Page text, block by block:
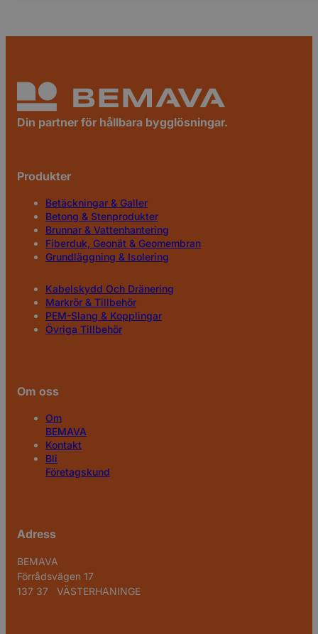
Din partner för hållbara bygglösningar.
Produkter
Betäckningar & Galler
Betong & Stenprodukter
Brunnar & Vattenhantering
Fiberduk, Geonät & Geomembran
Grundläggning & Isolering
Kabelskydd Och Dränering
Markrör & Tillbehör
PEM-Slang & Kopplingar
Övriga Tillbehör
Om oss
Om
BEMAVA
Kontakt
Bli
Företagskund
Adress
BEMAVA
Förrådsvägen 17
137 37 VÄSTERHANINGE